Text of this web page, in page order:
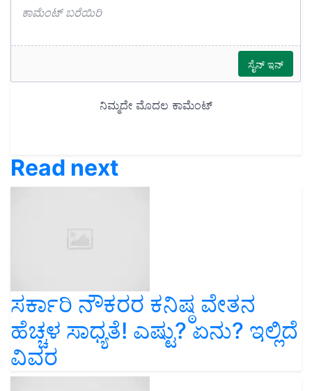
Read next
ಸರ್ಕಾರಿ ನೌಕರರ ಕನಿಷ್ಠ ವೇತನ
ಹೆಚ್ಚಳ ಸಾಧ್ಯತೆ! ಎಷ್ಟು? ಏನು? ಇಲ್ಲಿದೆ
ವಿವರ